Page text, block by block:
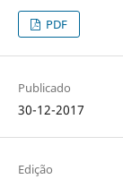
PDF
Publicado
30-12-2017
Edição